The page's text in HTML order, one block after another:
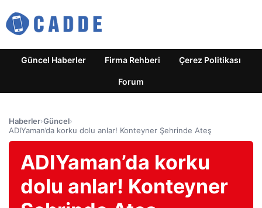
Güncel Haberler Firma Rehberi Çerez Politikası
Forum
Haberler›Güncel›
ADIYaman’da korku dolu anlar! Konteyner Şehrinde Ateş
ADIYaman’da korku
dolu anlar! Konteyner